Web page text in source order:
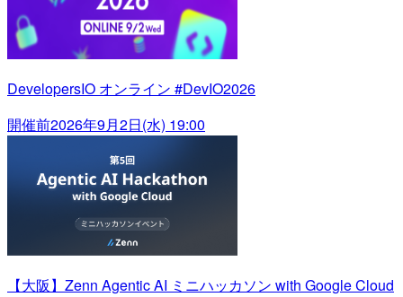
DevelopersIO オンライン #DevIO2026
開催前2026年9月2日(水) 19:00
【大阪】Zenn Agentic AI ミニハッカソン with Google Cloud